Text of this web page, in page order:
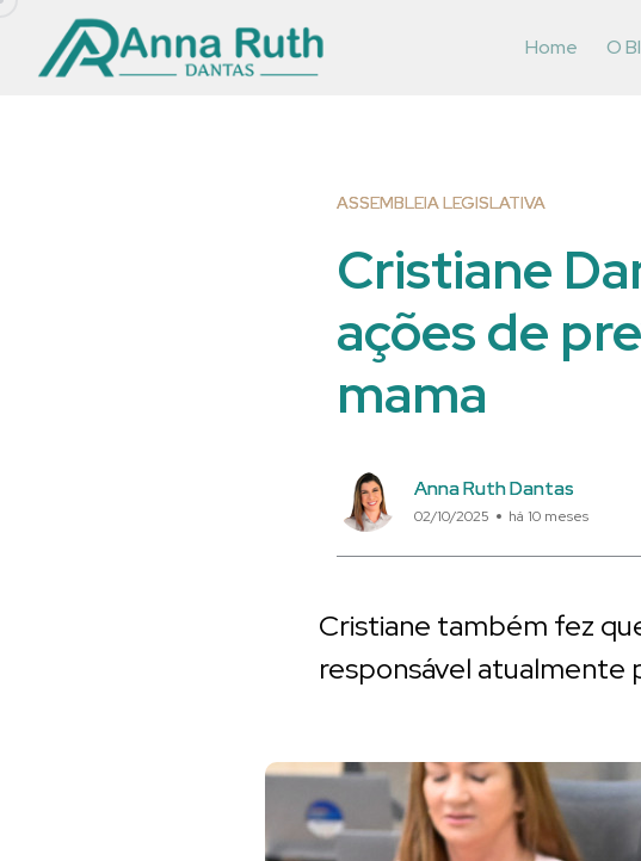
Home O
ASSEMBLEIA LEGISLATIVA
Cristiane
ações de
mama
Anna Ruth Dantas
02/10/2025 há 10 meses
Cristiane também fez
responsável atualmente